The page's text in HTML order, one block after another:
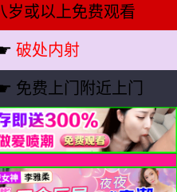
岁或以上免费观看
破处内射
免费上门附近上门